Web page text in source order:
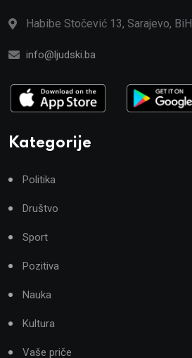
Habibe Stočević 13, Sarajevo, BiH
info@ljudski.ba
Kategorije
Politika
Društvo
Sport
Pozitiva
Nauka
Kultura
Vaše priče